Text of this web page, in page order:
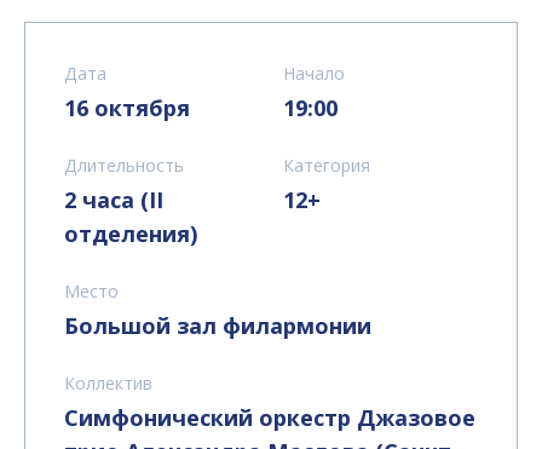
Дата
16 октября
Начало
19:00
Длительность
2 часа (II
отделения)
Категория
12+
Место
Большой зал филармонии
Коллектив
Симфонический оркестр Джазовое